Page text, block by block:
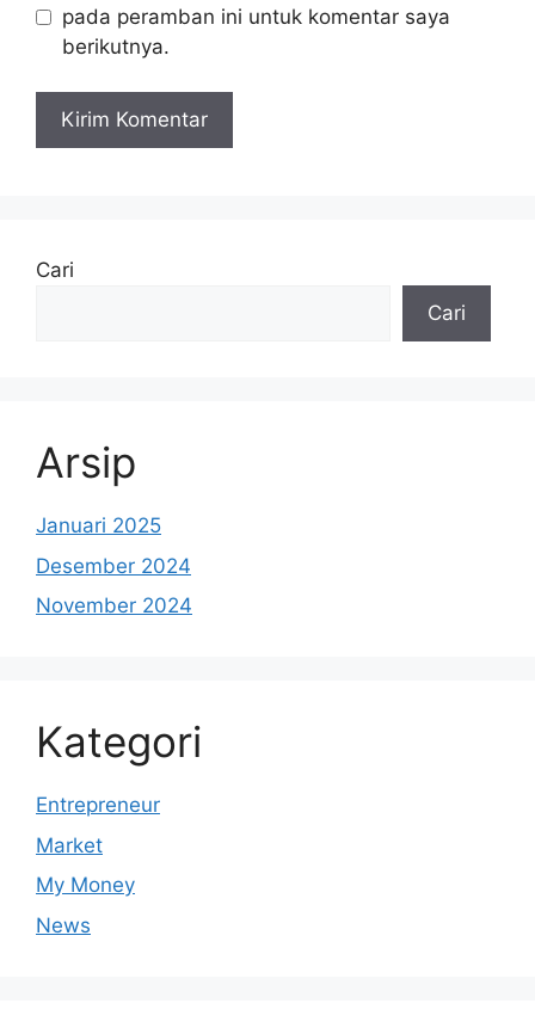
pada peramban ini untuk komentar saya
berikutnya.
Cari
Cari
Arsip
Januari 2025
Desember 2024
November 2024
Kategori
Entrepreneur
Market
My Money
News